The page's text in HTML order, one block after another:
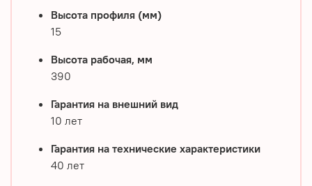
Высота профиля (мм)
15
Высота рабочая, мм
390
Гарантия на внешний вид
10 лет
Гарантия на технические характеристики
40 лет